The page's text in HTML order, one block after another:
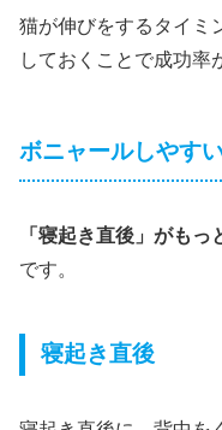
猫が伸びをするタイミ
しておくことで成功率
ボニャールしやす
「寝起き直後」がも
です。
寝起き直後